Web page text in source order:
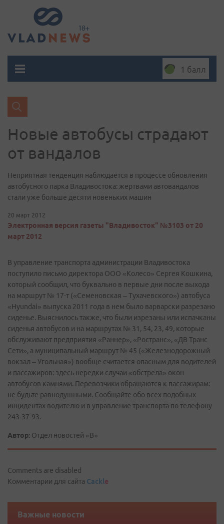
1 балл
Новые автобусы страдают
от вандалов
Неприятная тенденция наблюдается в процессе обновления
автобусного парка Владивостока: жертвами автовандалов
стали уже больше десяти новеньких машин
20 март 2012
Электронная версия газеты "Владивосток" №3103 от 20
март 2012
В управление транспорта администрации Владивостока
поступило письмо директора ООО «Колесо» Сергея Кошкина,
который сообщил, что буквально в первые дни после выхода
на маршрут № 17-т («Семеновская – Тухачевского») автобуса
«Hyundai» выпуска 2011 года в нем было варварски разрезано
сиденье. Выяснилось также, что были изрезаны или испачканы
сиденья автобусов и на маршрутах № 31, 54, 23, 49, которые
обслуживают предприятия «Раннер», «Ространс», «ДВ Транс
Сети», а муниципальный маршрут № 45 («Железнодорожный
вокзал – Угольная») вообще считается опасным для водителей
и пассажиров: здесь нередки случаи «обстрела» окон
автобусов камнями. Перевозчики обращаются к пассажирам:
не будьте равнодушными. Сообщайте обо всех подобных
инцидентах водителю и в управление транспорта по телефону
243-37-93.
Автор: Отдел новостей «В»
Comments are disabled
Комментарии для сайта Cackle
Важные новости